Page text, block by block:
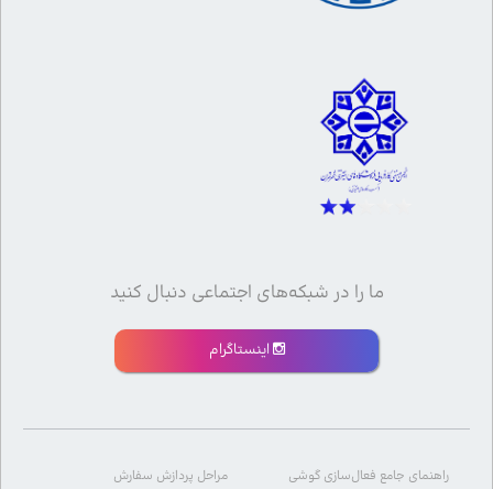
ما را در شبکه‌های اجتماعی دنبال کنید
اینستاگرام
راهنمای جامع فعال‌سازی گوشی
مراحل پردازش سفارش